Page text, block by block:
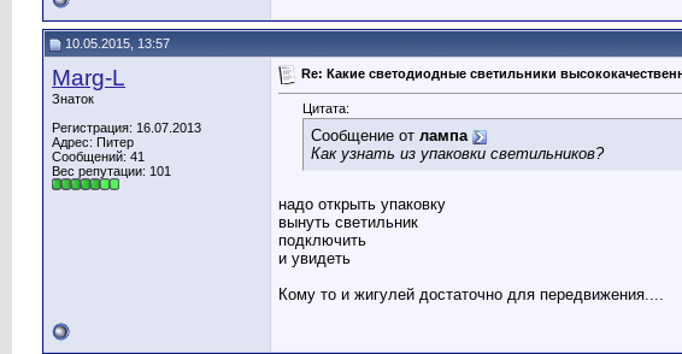
10.05.2015, 13:57
Marg-L
Знаток
Регистрация: 16.07.2013
Адрес: Питер
Сообщений: 41
Вес репутации: 101
Re: Какие светодиодные светильники
Цитата:
Сообщение от лампа
Как узнать из упаковки светильников?
надо открыть упаковку
вынуть светильник
подключить
и увидеть
Кому то и жигулей достаточно для передвижения....